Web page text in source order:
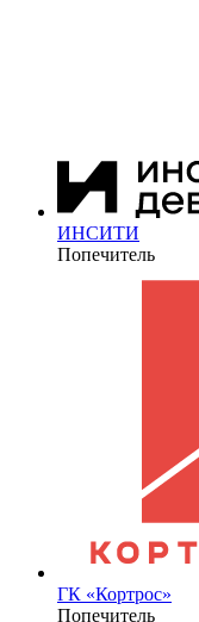
ИНСИТИ
Попечитель
ГК «Кортрос»
Попечитель